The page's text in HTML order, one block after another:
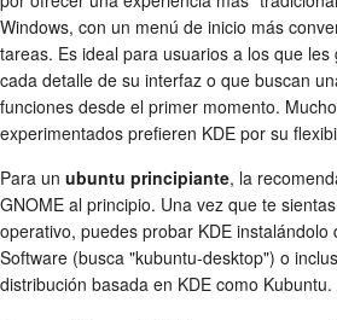
Windows, con un menú de inicio más
tareas. Es ideal para usuarios a los que
cada detalle de su interfaz o que buscan
funciones desde el primer momento.
experimentados prefieren KDE por su
Para un ubuntu principiante, la
GNOME al principio. Una vez que te
operativo, puedes probar KDE instalándolo
Software (busca "kubuntu-desktop") o
distribución basada en KDE como Kubuntu.